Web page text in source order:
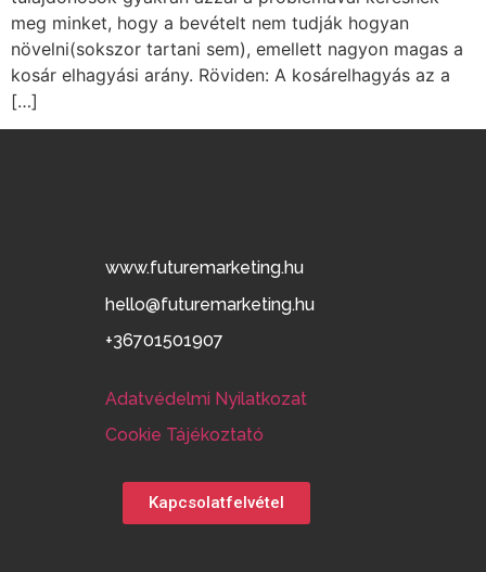
meg minket, hogy a bevételt nem tudják hogyan
növelni(sokszor tartani sem), emellett nagyon magas a
kosár elhagyási arány. Röviden: A kosárelhagyás az a
[…]
www.futuremarketing.hu
hello@futuremarketing.hu
+36701501907
Adatvédelmi Nyilatkozat
Cookie Tájékoztató
Kapcsolatfelvétel